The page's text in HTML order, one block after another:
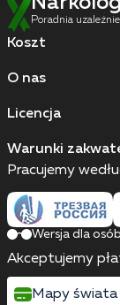
Poradnia
Koszt
O nas
Licencja
Warunki
Pracujemy
Wersja dla
Akceptujemy
Mapy świata